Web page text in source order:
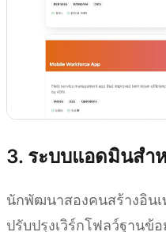
3. ระบบแอดมินสำ
นักพัฒนาสองคนสร้างอินเ
ปรับปรุงเวิร์กโฟลว์ฐานข้